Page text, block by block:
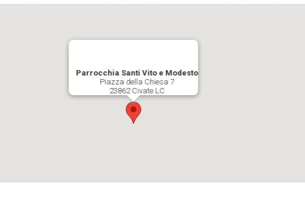
Parrocchia Santi Vito e Modesto
Piazza della Chiesa 7
23862 Civate LC